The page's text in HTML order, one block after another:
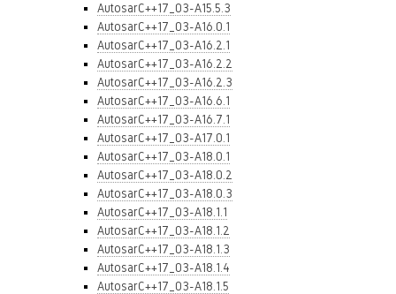
AutosarC++17_03-A15.5.3
AutosarC++17_03-A16.0.1
AutosarC++17_03-A16.2.1
AutosarC++17_03-A16.2.2
AutosarC++17_03-A16.2.3
AutosarC++17_03-A16.6.1
AutosarC++17_03-A16.7.1
AutosarC++17_03-A17.0.1
AutosarC++17_03-A18.0.1
AutosarC++17_03-A18.0.2
AutosarC++17_03-A18.0.3
AutosarC++17_03-A18.1.1
AutosarC++17_03-A18.1.2
AutosarC++17_03-A18.1.3
AutosarC++17_03-A18.1.4
AutosarC++17_03-A18.1.5